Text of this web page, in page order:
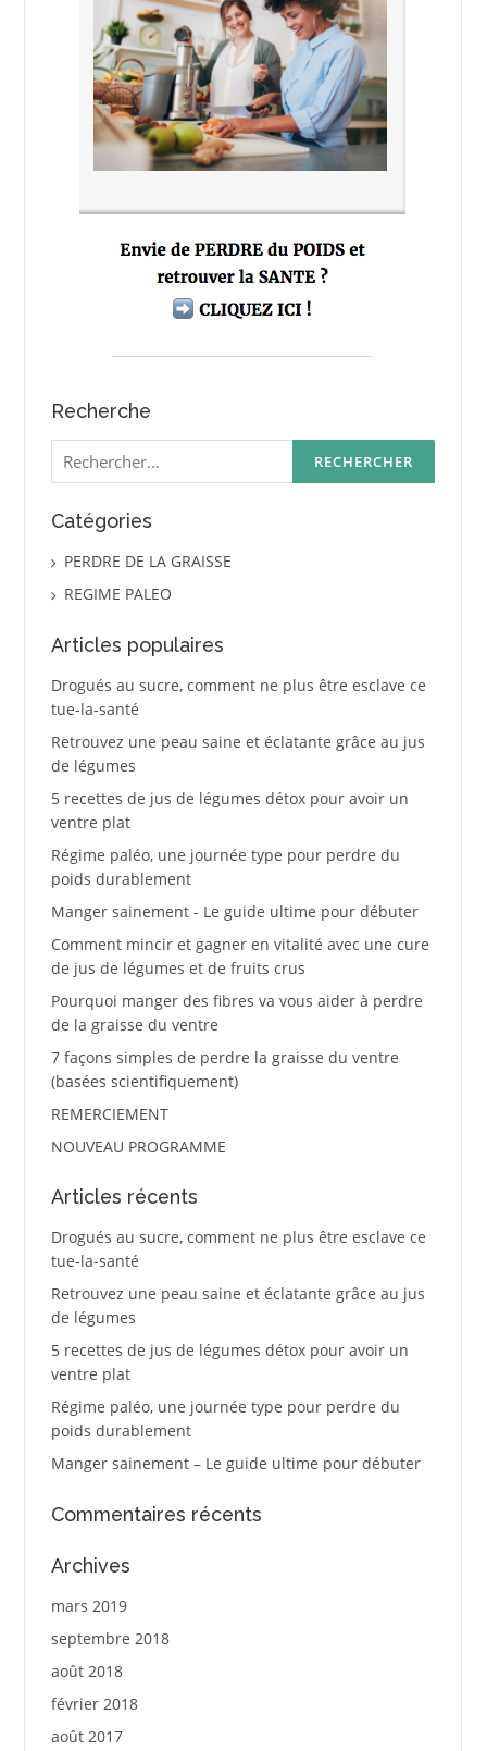
Recherche
Rechercher :
Catégories
PERDRE DE LA GRAISSE
REGIME PALEO
Articles populaires
Drogués au sucre, comment ne plus être esclave ce
tue-la-santé
Retrouvez une peau saine et éclatante grâce au jus
de légumes
5 recettes de jus de légumes détox pour avoir un
ventre plat
Régime paléo, une journée type pour perdre du
poids durablement
Manger sainement - Le guide ultime pour débuter
Comment mincir et gagner en vitalité avec une cure
de jus de légumes et de fruits crus
Pourquoi manger des fibres va vous aider à perdre
de la graisse du ventre
7 façons simples de perdre la graisse du ventre
(basées scientifiquement)
REMERCIEMENT
NOUVEAU PROGRAMME
Articles récents
Drogués au sucre, comment ne plus être esclave ce
tue-la-santé
Retrouvez une peau saine et éclatante grâce au jus
de légumes
5 recettes de jus de légumes détox pour avoir un
ventre plat
Régime paléo, une journée type pour perdre du
poids durablement
Manger sainement – Le guide ultime pour débuter
Commentaires récents
Archives
mars 2019
septembre 2018
août 2018
février 2018
août 2017